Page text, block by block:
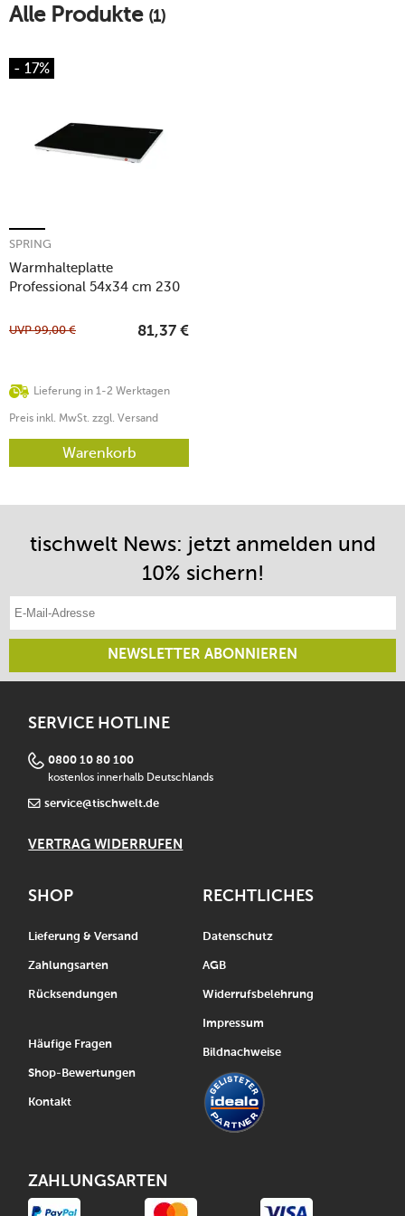
Alle Produkte (1)
- 17%
Warmhalteplatte
Professional 54x34 cm 230
SPRING
Lieferung in 1-2 Werktagen
UVP99,00 € 81,37 €
Preis inkl. MwSt. zzgl. Versand
Warenkorb
tischwelt News: jetzt anmelden und
10% sichern!
NEWSLETTER ABONNIEREN
SERVICE HOTLINE
0800 10 80 100
kostenlos innerhalb Deutschlands
service@tischwelt.de
VERTRAG WIDERRUFEN
SHOP
Lieferung & Versand
Zahlungsarten
Rücksendungen
Häufige Fragen
Shop-Bewertungen
Kontakt
RECHTLICHES
Datenschutz
AGB
Widerrufsbelehrung
Impressum
Bildnachweise
ZAHLUNGSARTEN